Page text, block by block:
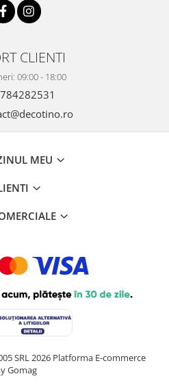
CLIENTI
09:00 - 18:00
MEU
SRL 2026 Platforma E-commerce
Gomag